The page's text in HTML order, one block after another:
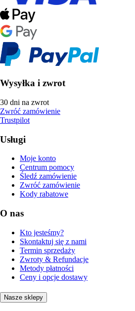
Wysyłka i zwrot
30 dni na zwrot
Zwróć zamówienie
Trustpilot
Usługi
Moje konto
Centrum pomocy
Śledź zamówienie
Zwróć zamówienie
Kody rabatowe
O nas
Kto jesteśmy?
Skontaktuj się z nami
Termin sprzedaży
Zwroty & Refundacje
Metody płatności
Ceny i opcje dostawy
Nasze sklepy